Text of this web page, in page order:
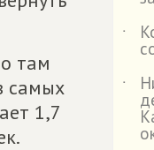
там
самых
1,7
˙
˙